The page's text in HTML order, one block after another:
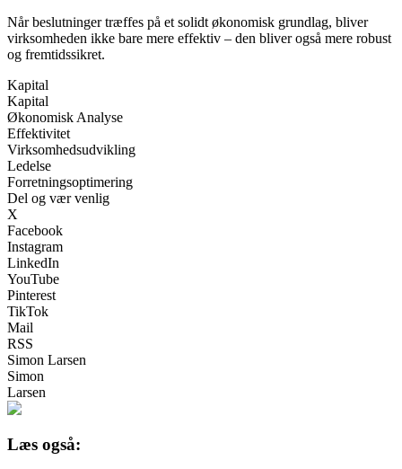
Når beslutninger træffes på et solidt økonomisk grundlag, bliver
virksomheden ikke bare mere effektiv – den bliver også mere robust
og fremtidssikret.
Kapital
Kapital
Økonomisk Analyse
Effektivitet
Virksomhedsudvikling
Ledelse
Forretningsoptimering
Del og vær venlig
X
Facebook
Instagram
LinkedIn
YouTube
Pinterest
TikTok
Mail
RSS
Simon Larsen
Simon
Larsen
Læs også: